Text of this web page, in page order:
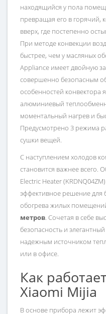
находящийся у пола
превращая его в горячий,
вверх, где постепенно
При методе конвекции
быстрее, чем у масляных
Appliance имеет двойную
совершенно безопасным
особенностей конвектора
алюминиевый
моментальный нагрев и
Предусмотрено 3 режима
сушки вещей.
С наступлением холодов
становится важнее всего.
Electric Heater
эффективное решение для
обогрева жилых
метров. Сочетая в себе
безопасность и
надежным источником
или в офисе.
Как
Xiaomi Mijia
В основе прибора лежит